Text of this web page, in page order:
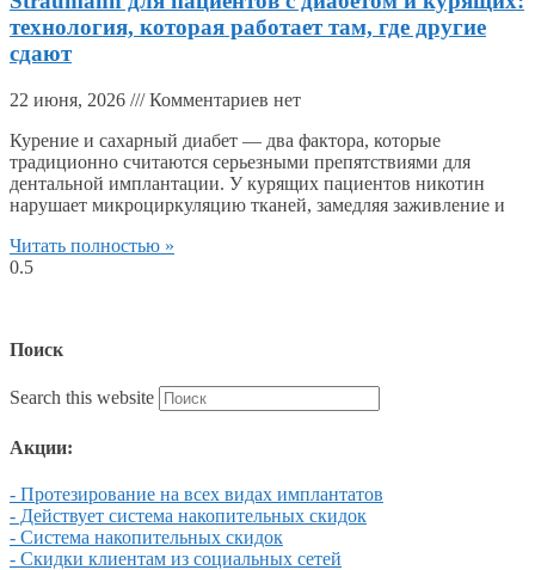
технология, которая работает там, где другие
сдают
22 июня, 2026
Комментариев нет
Курение и сахарный диабет — два фактора, которые
традиционно считаются серьезными препятствиями для
дентальной имплантации. У курящих пациентов никотин
нарушает микроциркуляцию тканей, замедляя заживление и
Читать полностью »
Поиск
Search this website
Акции:
- Протезирование на всех видах имплантатов
- Действует система накопительных скидок
- Система накопительных скидок
- Скидки клиентам из социальных сетей